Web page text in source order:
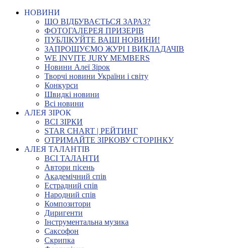
НОВИНИ
ЩО ВІДБУВАЄТЬСЯ ЗАРАЗ?
ФОТОГАЛЕРЕЯ ПРИЗЕРІВ
ПУБЛІКУЙТЕ ВАШІ НОВИНИ!
ЗАПРОШУЄМО ЖУРІ І ВИКЛАДАЧІВ
WE INVITE JURY MEMBERS
Новини Алеї Зірок
Творчі новини України і світу
Конкурси
Швидкі новини
Всі новини
АЛЕЯ ЗІРОК
ВСІ ЗІРКИ
STAR CHART | РЕЙТИНГ
ОТРИМАЙТЕ ЗІРКОВУ СТОРІНКУ
АЛЕЯ ТАЛАНТІВ
ВСІ ТАЛАНТИ
Автори пісень
Академічний спів
Естрадний спів
Народний спів
Композитори
Диригенти
Інструментальна музика
Саксофон
Скрипка